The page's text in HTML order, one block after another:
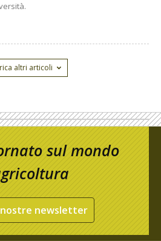
altri articoli
sul mondo
newsletter